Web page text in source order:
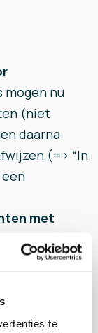
te
mogen nu
(niet
daarna
(=> “In
met
foto’s
items op
er geen